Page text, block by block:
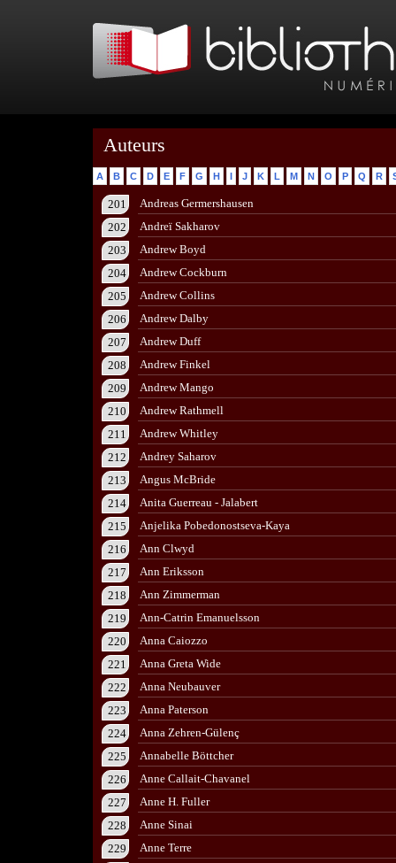
Auteurs
A B C D E F G H I J K L M N O P Q R
201
Andreas Germershausen
202
Andreï Sakharov
203
Andrew Boyd
204
Andrew Cockburn
205
Andrew Collins
206
Andrew Dalby
207
Andrew Duff
208
Andrew Finkel
209
Andrew Mango
210
Andrew Rathmell
211
Andrew Whitley
212
Andrey Saharov
213
Angus McBride
214
Anita Guerreau - Jalabert
215
Anjelika Pobedonostseva-Kaya
216
Ann Clwyd
217
Ann Eriksson
218
Ann Zimmerman
219
Ann-Catrin Emanuelsson
220
Anna Caiozzo
221
Anna Greta Wide
222
Anna Neubauver
223
Anna Paterson
224
Anna Zehren-Gülenç
225
Annabelle Böttcher
226
Anne Callait-Chavanel
227
Anne H. Fuller
228
Anne Sinai
229
Anne Terre